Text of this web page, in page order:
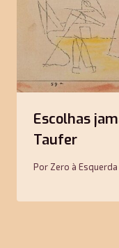
Escolhas
Taufer
Por Zero à Esquerda